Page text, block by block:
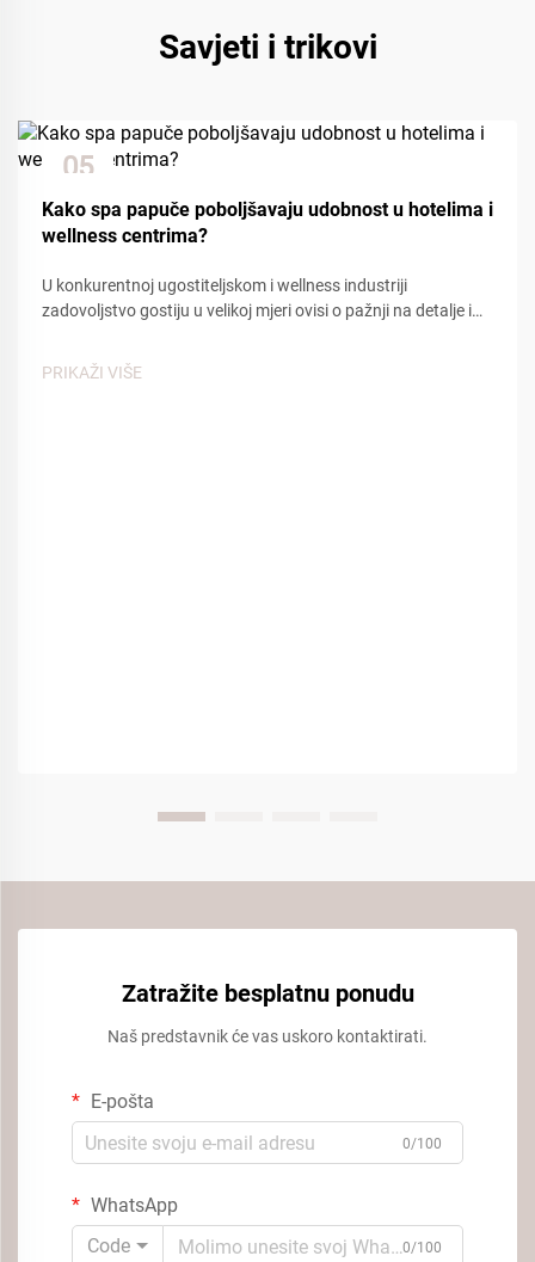
Savjeti i trikovi
05
Dec
Kako spa papuče poboljšavaju udobnost u hotelima i
wellness centrima?
U konkurentnoj ugostiteljskom i wellness industriji
zadovoljstvo gostiju u velikoj mjeri ovisi o pažnji na detalje i
na iskustvo gostiju, spa papuče igraju ključnu ulogu u
PRIKAŽI VIŠE
Zatražite besplatnu ponudu
Naš predstavnik će vas uskoro kontaktirati.
E-pošta
0/100
WhatsApp
Code
0/100